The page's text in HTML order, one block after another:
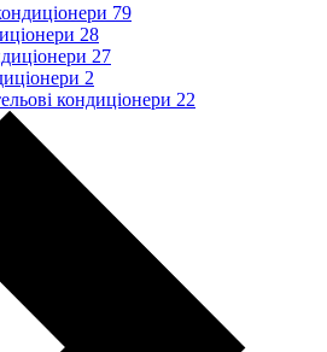
79
28
27
2
кондиціонери 22